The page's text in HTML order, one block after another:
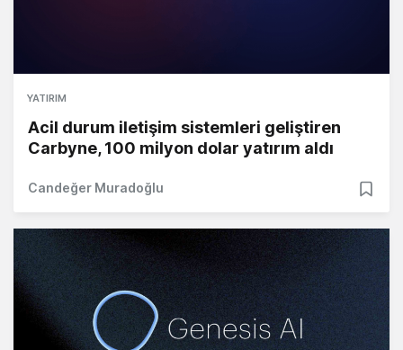
YATIRIM
Acil durum iletişim sistemleri geliştiren
Carbyne, 100 milyon dolar yatırım aldı
Candeğer Muradoğlu